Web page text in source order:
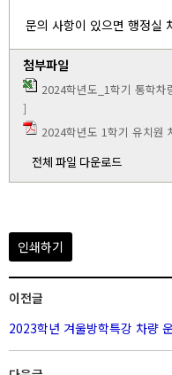
문의 사항이 있으면 행정
첨부파일
2024학년도_1학기 통학차
]
2024학년도 1학기 유치원
전체 파일 다운로드
인쇄하기
이전글
2023학년 겨울방학특강 차량